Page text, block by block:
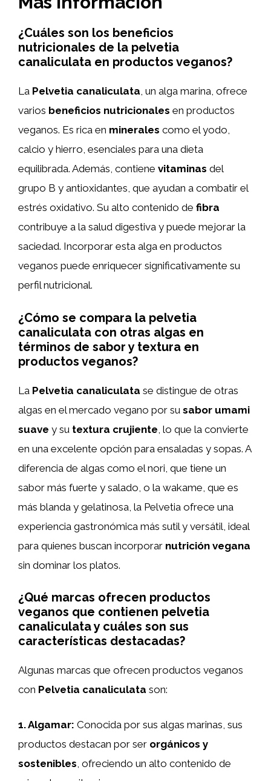
¿Cuáles son los beneficios
nutricionales de la pelvetia
canaliculata en productos veganos?
La Pelvetia canaliculata, un alga marina, ofrece
varios beneficios nutricionales en productos
veganos. Es rica en minerales como el yodo,
calcio y hierro, esenciales para una dieta
equilibrada. Además, contiene vitaminas del
grupo B y antioxidantes, que ayudan a combatir el
estrés oxidativo. Su alto contenido de fibra
contribuye a la salud digestiva y puede mejorar la
saciedad. Incorporar esta alga en productos
veganos puede enriquecer significativamente su
perfil nutricional.
¿Cómo se compara la pelvetia
canaliculata con otras algas en
términos de sabor y textura en
productos veganos?
La Pelvetia canaliculata se distingue de otras
algas en el mercado vegano por su sabor umami
suave y su textura crujiente , lo que la convierte
en una excelente opción para ensaladas y sopas. A
diferencia de algas como el nori, que tiene un
sabor más fuerte y salado, o la wakame, que es
más blanda y gelatinosa, la Pelvetia ofrece una
experiencia gastronómica más sutil y versátil, ideal
para quienes buscan incorporar nutrición vegana
sin dominar los platos.
¿Qué marcas ofrecen productos
veganos que contienen pelvetia
canaliculata y cuáles son sus
características destacadas?
Algunas marcas que ofrecen productos veganos
con Pelvetia canaliculata son:
1.Algamar: Conocida por sus algas marinas, sus
productos destacan por ser orgánicos y
sostenibles , ofreciendo un alto contenido de